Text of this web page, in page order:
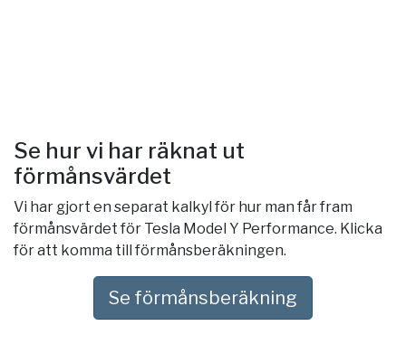
Se hur vi har räknat ut
förmånsvärdet
Vi har gjort en separat kalkyl för hur man får fram
förmånsvärdet för Tesla Model Y Performance. Klicka
för att komma till förmånsberäkningen.
Se förmånsberäkning